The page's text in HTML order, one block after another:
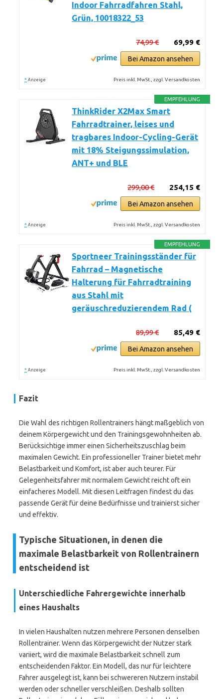
Indoor Fahrradfahren Stahl,
Grün, 10018322_53
69,99 €
74,99 €
Bei Amazon ansehen
* Anzeige Preis inkl. MwSt., zzgl. Versandkosten
EMPFEHLUNG
ThinkRider X2Max Smart
Fahrradtrainer, leises und
tragbares Indoor-Cycling-Gerät
mit 18% Steigungssimulation,
ANT+ und BLE
254,15 €
299,00 €
Bei Amazon ansehen
* Anzeige Preis inkl. MwSt., zzgl. Versandkosten
EMPFEHLUNG
Sportneer Trainingsständer für
Fahrrad – Magnetische
Halterung für Fahrradtraining
aus Stahl mit
geräuschreduzierendem Rad (
85,49 €
89,99 €
Bei Amazon ansehen
* Anzeige Preis inkl. MwSt., zzgl. Versandkosten
Fazit
Die Wahl des richtigen Rollentrainers hängt maßgeblich von
deinem Körpergewicht und den Trainingsgewohnheiten ab.
Berücksichtige immer einen Sicherheitszuschlag beim
maximalen Gewicht. Ein professioneller Trainer bietet mehr
Belastbarkeit und Komfort, ist aber auch teurer. Für
Gelegenheitsfahrer mit normalem Gewicht reicht oft ein
einfacheres Modell. Mit diesen Leitfragen findest du das
passende Gerät für deine Bedürfnisse und trainierst sicher
und effektiv.
Typische Situationen, in denen die
maximale Belastbarkeit von Rollentrainern
entscheidend ist
Unterschiedliche Fahrergewichte innerhalb
eines Haushalts
In vielen Haushalten nutzen mehrere Personen denselben
Rollentrainer. Wenn das Körpergewicht der Nutzer stark
variiert, wird die maximale Belastbarkeit schnell zum
entscheidenden Faktor. Ein Modell, das nur für leichtere
Fahrer ausgelegt ist, kann bei schwereren Nutzern instabil
werden oder schneller verschleißen. Deshalb sollten